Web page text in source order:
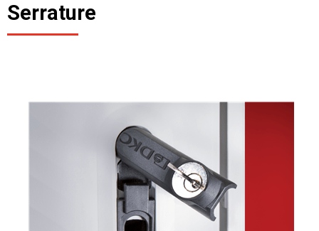
Serrature